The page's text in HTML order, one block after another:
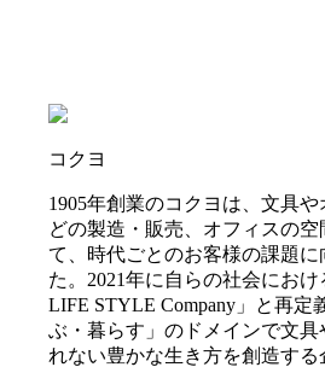
コクヨ
1905年創業のコクヨは、文具
どの製造・販売、オフィスの
て、時代ごとのお客様の課題に
た。2021年に自らの社会にお
LIFE STYLE Company」と再定
ぶ・暮らす」のドメインで文
れない豊かな生き方を創造する